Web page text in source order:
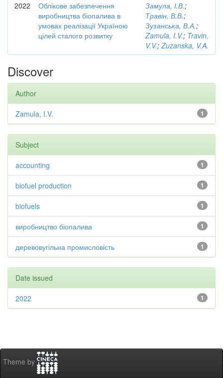
2022
Облікове забезпечення
виробництва біопалива в
умовах реалізації Україною
цілей сталого розвитку
Замула, І.В.;
Травін, В.В.;
Зузанська, В.А.;
Zamula, I.V.; Travin,
V.V.;Zuzanska, V.A.
Discover
Author
1
Zamula, I.V.
Subject
1
accounting
1
biofuel production
1
biofuels
1
виробництво біопалива
1
деревовугільна промисловість
Date issued
1
2022
Theme by